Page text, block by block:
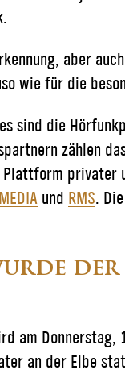
aber
wie für die
sind die
zählen
Plattform
und RMS.
der
am
an der Elbe